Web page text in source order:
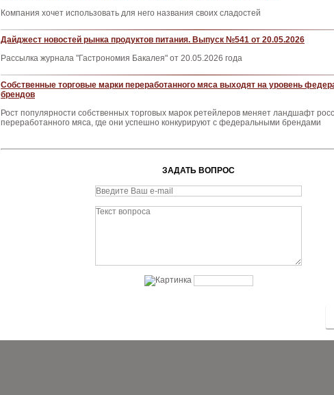
Компания хочет использовать для него названия своих сладостей
Дайджест новостей рынка продуктов питания. Выпуск №541 от 20.05.2026
Рассылка журнала "Гастрономия Бакалея" от 20.05.2026 года
Собственные торговые марки переработанного мяса выходят на уровень
брендов
Рост популярности собственных торговых марок ретейлеров меняет ландшафт
переработанного мяса, где они успешно конкурируют с федеральными брендами
ЗАДАТЬ ВОПРОС